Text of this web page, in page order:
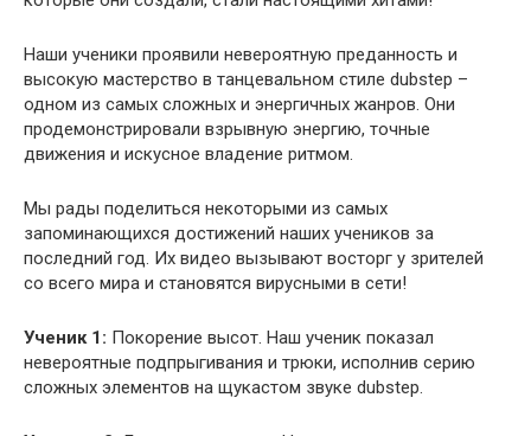
Наши ученики проявили невероятную преданность и
высокую мастерство в танцевальном стиле dubstep –
одном из самых сложных и энергичных жанров. Они
продемонстрировали взрывную энергию, точные
движения и искусное владение ритмом.
Мы рады поделиться некоторыми из самых
запоминающихся достижений наших учеников за
последний год. Их видео вызывают восторг у зрителей
со всего мира и становятся вирусными в сети!
Ученик 1: Покорение высот. Наш ученик показал
невероятные подпрыгивания и трюки, исполнив серию
сложных элементов на щукастом звуке dubstep.